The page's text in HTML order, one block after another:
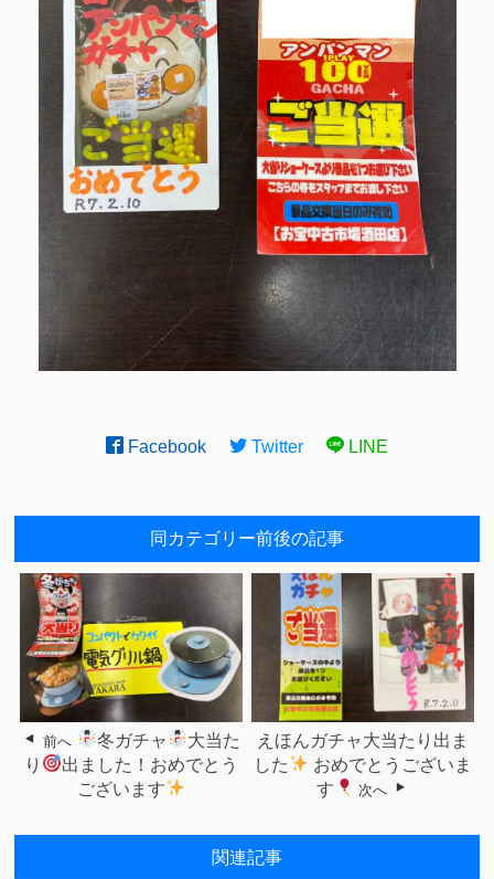
Facebook Twitter LINE
同カテゴリー前後の記事
前へ 冬ガチャ
大当た
り
出ました！おめでとう
ございます
えほんガチャ大当たり出ま
した
おめでとうございま
す
次へ
関連記事